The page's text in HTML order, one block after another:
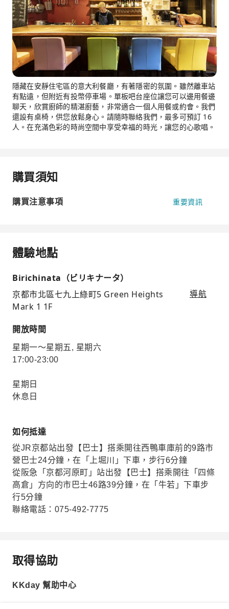
隱藏在安靜住宅區的意大利餐廳，有著隱密的氛圍。雖然離車站
有點遠，但附近有投幣停車場。單板吧台座位讓您可以邊用餐邊
聊天，欣賞廚師的精湛廚藝，非常適合一個人用餐或約會。我們
還設有桌椅，供您放鬆身心。請隨時聯絡我們，最多可預訂 16
人。在充滿色彩的時尚空間中享受幸福的時光，讓您的心歌唱。
購買須知
購買注意事項 重要資訊
體驗地點
Birichinata（ビリキナータ）
京都市北區七九上綠町5 Green Heights
Mark 1 1F
導航
開放時間
星期一～星期五, 星期六
17:00-23:00
星期日
休息日
如何抵達
從JR京都站出發【巴士】搭乘開往西鴨車庫前的9路市
營巴士24分鐘，在「上堀川」下車，步行6分鐘
從阪急「京都河原町」站出發【巴士】搭乘開往「四條
高倉」方向的市巴士46路39分鐘，在「牛若」下車步
行5分鐘
聯絡電話：075-492-7775
取得協助
KKday 幫助中心